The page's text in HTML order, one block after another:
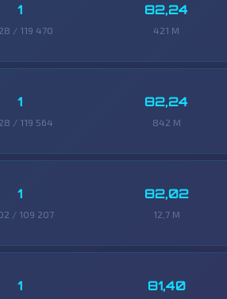
1
/ 119 470
82,24
421 M
1
/ 119 564
82,24
842 M
1
/ 109 207
82,02
12,7 M
1 81,40